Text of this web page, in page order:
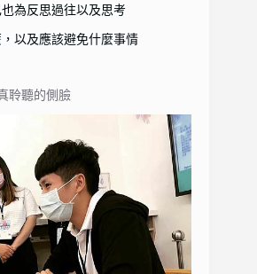
為反思過往以及思考
以及應該避免什麼事情
聆聽的側臉